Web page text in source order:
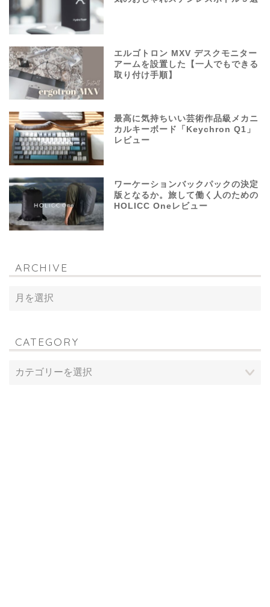
エルゴトロン MXV デスクモニター
アームを設置した【一人でもできる
取り付け手順】
最高に気持ちいい芸術作品級メカニ
カルキーボード「Keychron Q1」
レビュー
ワーケーションバックパックの決定
版となるか。旅して働く人のための
HOLICC Oneレビュー
ARCHIVE
CATEGORY